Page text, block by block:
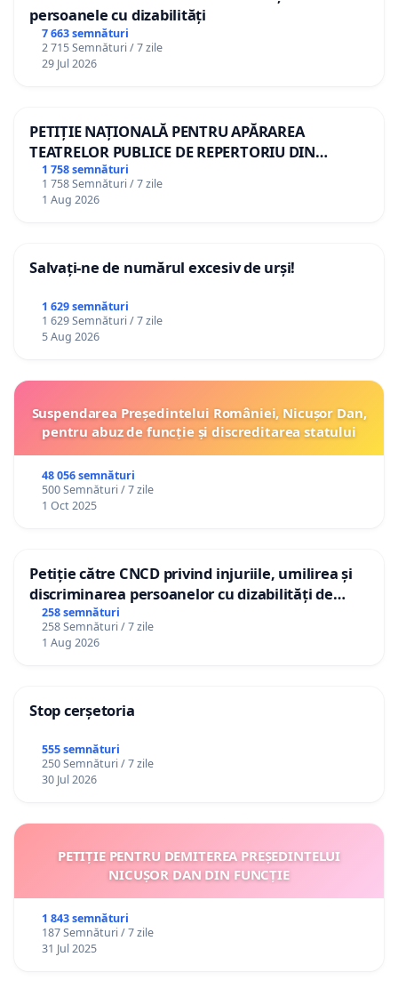
persoanele cu dizabilități
7 663 semnături
2 715 Semnături / 7 zile
29 Jul 2026
PETIȚIE NAȚIONALĂ PENTRU APĂRAREA
TEATRELOR PUBLICE DE REPERTORIU DIN
ROMÂNIA
1 758 semnături
1 758 Semnături / 7 zile
1 Aug 2026
Salvați-ne de numărul excesiv de urși!
1 629 semnături
1 629 Semnături / 7 zile
5 Aug 2026
Suspendarea Președintelui României, Nicușor Dan,
pentru abuz de funcție și discreditarea statului
48 056 semnături
500 Semnături / 7 zile
1 Oct 2025
Petiție către CNCD privind injuriile, umilirea și
discriminarea persoanelor cu dizabilități de
către utilizatorul TikTok „Gorici”
258 semnături
258 Semnături / 7 zile
1 Aug 2026
Stop cerșetoria
555 semnături
250 Semnături / 7 zile
30 Jul 2026
PETIȚIE PENTRU DEMITEREA PREȘEDINTELUI
NICUȘOR DAN DIN FUNCȚIE
1 843 semnături
187 Semnături / 7 zile
31 Jul 2025